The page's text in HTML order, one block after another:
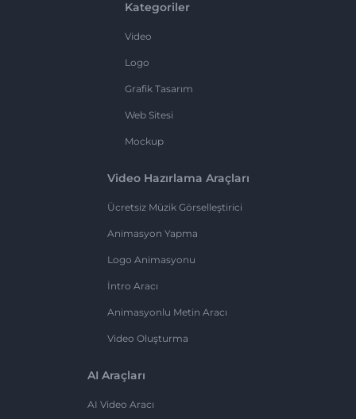
Kategoriler
Video
Logo
Grafik Tasarım
Web Sitesi
Mockup
Video Hazırlama Araçları
Ücretsiz Müzik Görselleştirici
Animasyon Yapma
Logo Animasyonu
İntro Aracı
Animasyonlu Metin Aracı
Video Oluşturma
AI Araçları
AI Video Aracı